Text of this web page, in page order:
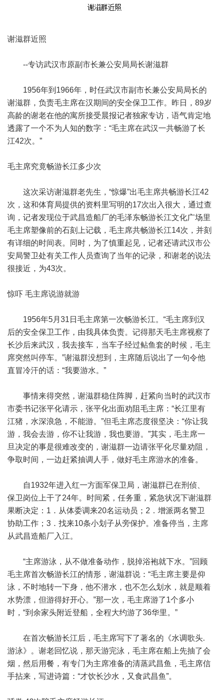
谢滋群近照
--专访武汉市原副市长兼公安局局长谢滋群
1956年到1966年，时任武汉市副市长兼公安局局长的
谢滋群，负责毛主席在汉期间的安全保卫工作。昨日，89岁
高龄的谢老在他的寓所接受晨报记者独家专访，语气肯定地
透露了一个不为人知的数字：“毛主席在武汉一共畅游了长
江42次。”
毛主席究竟畅游长江多少次
这次采访谢滋群老先生，“惊爆”出毛主席共畅游长江42
次，这和体育局提供的资料里写明的17次出入很大，通过查
询，记者发现位于武昌造船厂的毛泽东畅游长江文化广场里
毛主席塑像前的石刻上记载，毛主席共畅游长江14次，并刻
有详细的时间表。同时，为了慎重起见，记者还请武汉市公
安局警卫处有关工作人员查询了当年的记录，和谢老的说法
很接近，为43次。
惊吓 毛主席说游就游
1956年5月31日毛主席第一次畅游长江。“毛主席到汉
后的安全保卫工作，由我具体负责。记得那天毛主席视察了
长沙后来武汉，我去接车，当车子经过鲇鱼套的时候，毛主
席突然叫停车。”谢滋群没想到，主席随后说出了一句令他
直冒冷汗的话：“我要游水。”
事情来得突然，谢滋群稳住阵脚，赶紧向当时的武汉市
市委书记张平化请示，张平化出面劝阻毛主席：“长江里有
江猪，水深浪急，不能游。”但毛主席态度很坚决：“你让我
游，我会去游，你不让我游，我也要游。”其实，毛主席一
旦决定的事是很难改变的，谢滋群一边请张平化尽量劝阻，
争取时间，一边赶紧抽调人手，做好毛主席游水的准备。
自1932年进入红一方面军保卫局，谢滋群已在刑侦、
保卫岗位上干了24年。时间紧，任务重，紧急状况下谢滋群
果断决定：1．从体委调来20名运动员；2．增派两名警卫
协助工作；3．找来10条小划子从旁保护。准备停当，主席
从武昌造船厂入江。
“主席游泳，从不做准备动作，脱掉浴袍就下水。”回顾
毛主席首次畅游长江的情形，谢滋群说：“毛主席主要是仰
泳，不时地转一下身，他不潜水，也不怎么划水，就是顺着
水势漂，但游得好开心。”那一次，毛主席游了1个多小
时，“到余家头附近登船，全程大约游了36华里。”
在首次畅游长江后，毛主席写下了著名的《水调歌头.
游泳》。谢老回忆说，那天游完泳，毛主席在船上先抽了会
烟，然后用餐，有专门为主席准备的清蒸武昌鱼，毛主席信
手拈来，写进诗篇：“才饮长沙水，又食武昌鱼”。